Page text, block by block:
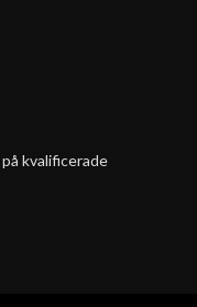
kvalificerade